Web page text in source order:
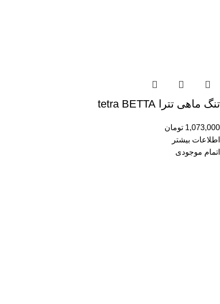
تنگ ماهی تترا tetra BETTA
1,073,000 تومان
اطلاعات بیشتر
اتمام موجودی